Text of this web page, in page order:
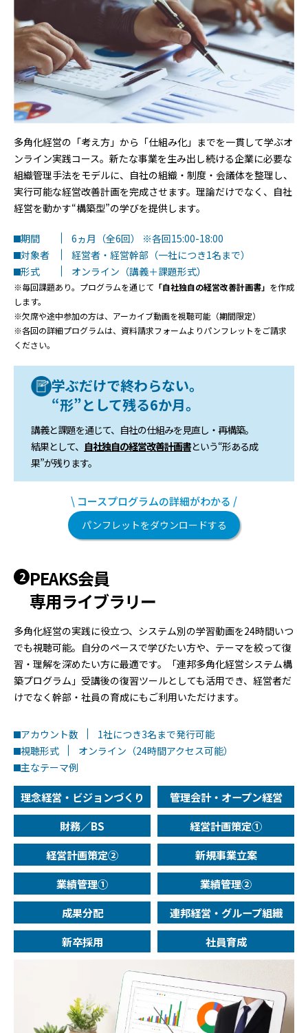
多角化経営の「考え方」から「仕組み化」までを一貫して学ぶオ
ンライン実践コース。新たな事業を生み出し続ける企業に必要な
組織管理手法をモデルに、自社の組織・制度・会議体を整理し、
実行可能な経営改善計画を完成させます。理論だけでなく、自社
経営を動かす“構築型”の学びを提供します。
期間
6ヵ月（全6回） ※各回15:00-18:00
対象者
経営者・経営幹部（一社につき1名まで）
形式
オンライン（講義＋課題形式）
※毎回課題あり。プログラムを通じて 「自社独自の経営改善計画書」 を作成
します。
※欠席や途中参加の方は、アーカイブ動画を視聴可能（期間限定）
※各回の詳細プログラムは、資料請求フォームよりパンフレットをご請求
ください。
学ぶだけで終わらない。
“形”として残る6か月。
講義と課題を通じて、自社の仕組みを見直し・再構築。
結果として、 自社独自の経営改善計画書という“形ある成
果”が残ります。
\ コースプログラムの詳細がわかる /
パンフレットをダウンロードする
2 PEAKS会員
専用ライブラリー
多角化経営の実践に役立つ、システム別の学習動画を24時間いつ
でも視聴可能。自分のペースで学びたい方や、テーマを絞って復
習・理解を深めたい方に最適です。「連邦多角化経営システム構
築プログラム」受講後の復習ツールとしても活用でき、経営者だ
けでなく幹部・社員の育成にもご利用いただけます。
アカウント数
1社につき3名まで発行可能
視聴形式
オンライン（24時間アクセス可能）
主なテーマ例
理念経営・ビジョンづくり
管理会計・オープン経営
財務／BS
経営計画策定①
経営計画策定②
新規事業立案
業績管理①
業績管理②
成果分配
連邦経営・グループ組織
新卒採用
社員育成